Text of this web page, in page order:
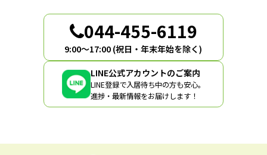
ン
044-455-6119
9:00〜17:00 (祝日・年末年始を除く)
LINE公式アカウントのご案内
LINE登録で入居待ち中の方も安心。
進捗・最新情報をお届けします！